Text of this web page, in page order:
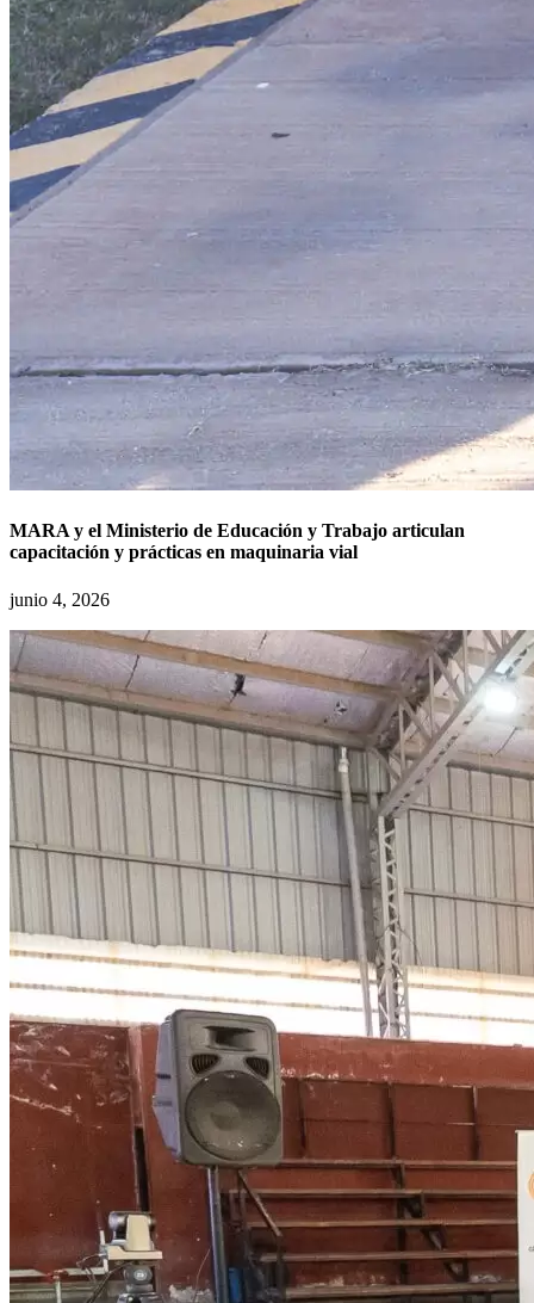
MARA y el Ministerio de Educación y Trabajo articulan
capacitación y prácticas en maquinaria vial
junio 4, 2026